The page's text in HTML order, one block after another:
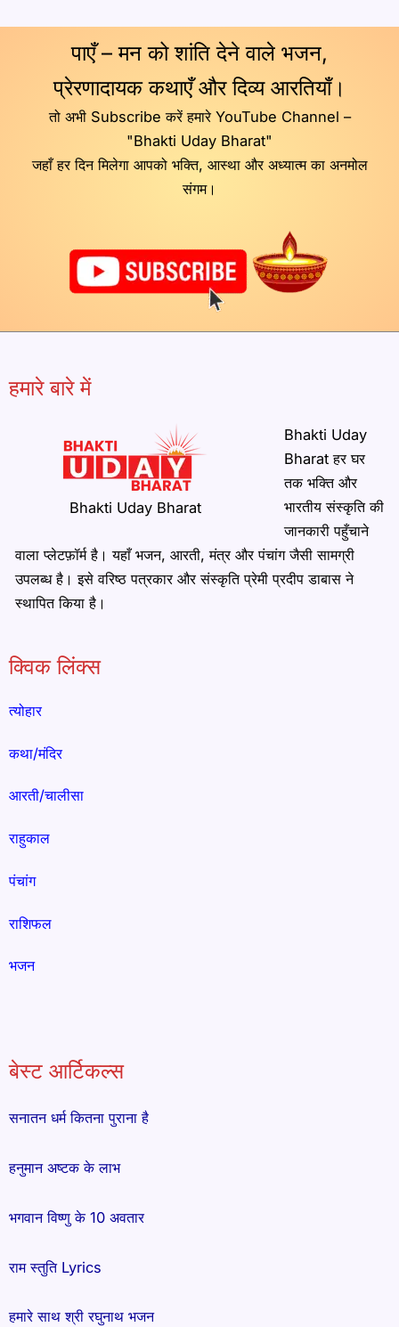
पाएँ – मन को शांति देने वाले भजन,
प्रेरणादायक कथाएँ और दिव्य आरतियाँ।
तो अभी Subscribe करें हमारे YouTube Channel –
"Bhakti Uday Bharat"
जहाँ हर दिन मिलेगा आपको भक्ति, आस्था और अध्यात्म का अनमोल
संगम।
हमारे बारे में
Bhakti Uday Bharat
Bhakti Uday
Bharat हर घर
तक भक्ति और
भारतीय संस्कृति की
जानकारी पहुँचाने
वाला प्लेटफ़ॉर्म है। यहाँ भजन, आरती, मंत्र और पंचांग जैसी सामग्री
उपलब्ध है। इसे वरिष्ठ पत्रकार और संस्कृति प्रेमी प्रदीप डाबास ने
स्थापित किया है।
क्विक लिंक्स
त्योहार
कथा/मंदिर
आरती/चालीसा
राहुकाल
पंचांग
राशिफल
भजन
बेस्ट आर्टिकल्स
सनातन धर्म कितना पुराना है
हनुमान अष्टक के लाभ
भगवान विष्णु के 10 अवतार
राम स्तुति Lyrics
हमारे साथ श्री रघुनाथ भजन